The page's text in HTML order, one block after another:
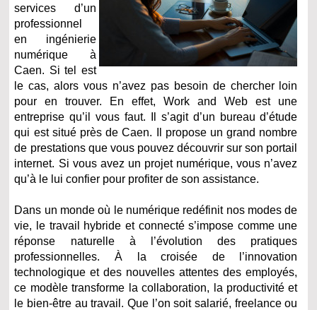
services d’un
professionnel
en ingénierie
numérique à
Caen. Si tel est
le cas, alors vous n’avez pas besoin de chercher loin
pour en trouver. En effet, Work and Web est une
entreprise qu’il vous faut. Il s’agit d’un bureau d’étude
qui est situé près de Caen. Il propose un grand nombre
de prestations que vous pouvez découvrir sur son portail
internet. Si vous avez un projet numérique, vous n’avez
qu’à le lui confier pour profiter de son assistance.
Dans un monde où le numérique redéfinit nos modes de
vie, le travail hybride et connecté s’impose comme une
réponse naturelle à l’évolution des pratiques
professionnelles. À la croisée de l’innovation
technologique et des nouvelles attentes des employés,
ce modèle transforme la collaboration, la productivité et
le bien-être au travail. Que l’on soit salarié, freelance ou